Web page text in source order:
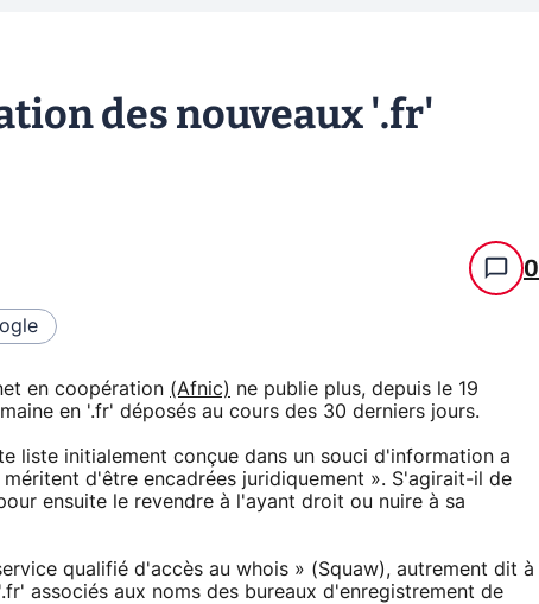
des nouveaux '.fr'
0
en coopération (Afnic) ne publie plus, depuis le 19
en '.fr' déposés au cours des 30 derniers jours.
liste initialement conçue dans un souci d'information a
d'être encadrées juridiquement ». S'agirait-il de
ensuite le revendre à l'ayant droit ou nuire à sa
qualifié d'accès au whois » (Squaw), autrement dit à
associés aux noms des bureaux d'enregistrement de